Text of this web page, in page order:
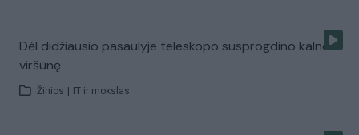
Dėl didžiausio pasaulyje teleskopo susprogdino kalno
viršūnę
Žinios IT ir mokslas